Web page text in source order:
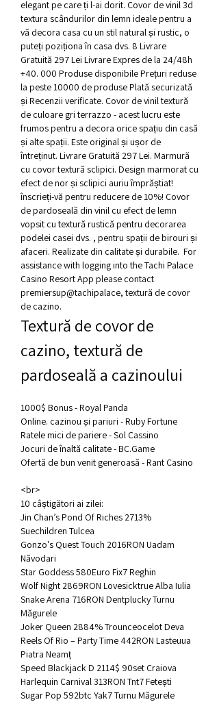
elegant pe care ți l-ai dorit. Covor de vinil 3d
textura scândurilor din lemn ideale pentru a
vă decora casa cu un stil natural și rustic, o
puteți poziționa în casa dvs. 8 Livrare
Gratuită 297 Lei Livrare Expres de la 24/48h
+40. 000 Produse disponibile Prețuri reduse
la peste 10000 de produse Plată securizată
și Recenzii verificate. Covor de vinil textură
de culoare gri terrazzo - acest lucru este
frumos pentru a decora orice spațiu din casă
și alte spații. Este original și ușor de
întreținut. Livrare Gratuită 297 Lei. Marmură
cu covor textură sclipici. Design marmorat cu
efect de nor și sclipici auriu împrăștiat!
înscrieți-vă pentru reducere de 10%! Covor
de pardoseală din vinil cu efect de lemn
vopsit cu textură rustică pentru decorarea
podelei casei dvs. , pentru spații de birouri și
afaceri. Realizate din calitate și durabile.  For
assistance with logging into the Tachi Palace
Casino Resort App please contact
premiersup@tachipalace, textură de covor
de cazino.
Textură de covor de
cazino, textură de
pardoseală a cazinoului
1000$ Bonus - Royal Panda
Online. cazinou și pariuri - Ruby Fortune
Ratele mici de pariere - Sol Cassino
Jocuri de înaltă calitate - BC.Game
Ofertă de bun venit generoasă - Rant Casino
<br>
10 câștigători ai zilei:
Jin Chan’s Pond Of Riches 2713%
Suechildren Tulcea
Gonzo's Quest Touch 2016RON Uadam
Năvodari
Star Goddess 580Euro Fix7 Reghin
Wolf Night 2869RON Lovesicktrue Alba Iulia
Snake Arena 716RON Dentplucky Turnu
Măgurele
Joker Queen 2884% Trounceocelot Deva
Reels Of Rio – Party Time 442RON Lasteuua
Piatra Neamț
Speed Blackjack D 2114$ 90set Craiova
Harlequin Carnival 313RON Tnt7 Fetești
Sugar Pop 592btc Yak7 Turnu Măgurele